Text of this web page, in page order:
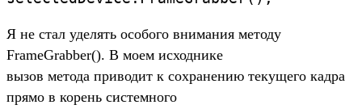
Я не стал уделять особого внимания методу
FrameGrabber(). В моем исходнике
вызов метода приводит к сохранению текущего кадра
прямо в корень системного